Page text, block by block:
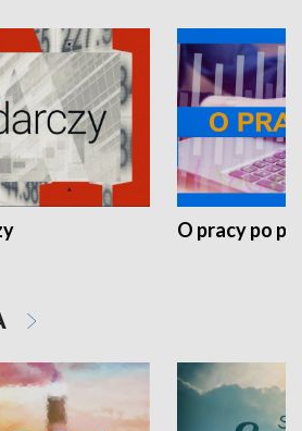
O pracy po